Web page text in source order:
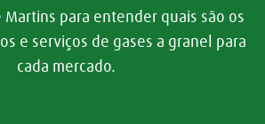
Martins para entender quais são os
e serviços de gases a granel para
cada mercado.